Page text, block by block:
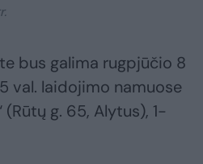
bus galima rugpjūčio 8
val. laidojimo namuose
(Rūtų g. 65, Alytus), 1-